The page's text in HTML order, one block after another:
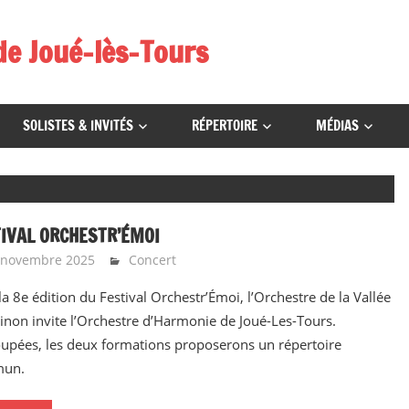
Joué-lès-Tours
SOLISTES & INVITÉS RÉPERTOIRE MÉDIAS
ORCHESTR’ÉMOI
2025 admin9323
Concert
8e édition du Festival Orchestr’Émoi, l’Orchestre de la Vallée
invite l’Orchestre d’Harmonie de Joué-Les-Tours.
les deux formations proposerons un répertoire